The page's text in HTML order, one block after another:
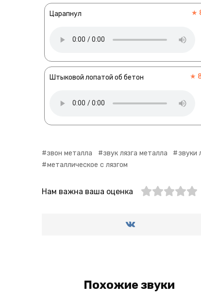
Царапнул ★
Штыковой лопатой об бетон ★
звон металла звук лязга металла звуки
металлическое с лязгом
Нам важна ваша оценка
Похожие звуки